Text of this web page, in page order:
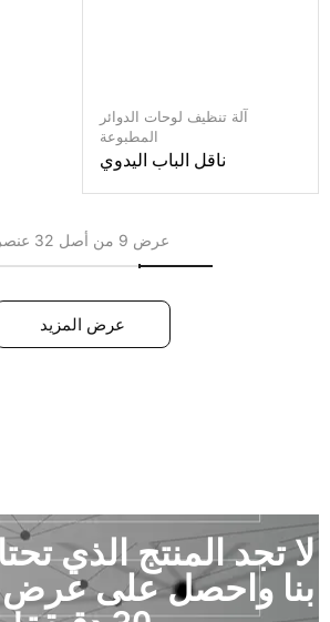
آلة تنظيف لوحات الدوائر
المطبوعة
ناقل الباب اليدوي
عرض 9 من أصل 32 عنصر
عرض المزيد
لا تجد المنتج الذي
بنا واحصل على